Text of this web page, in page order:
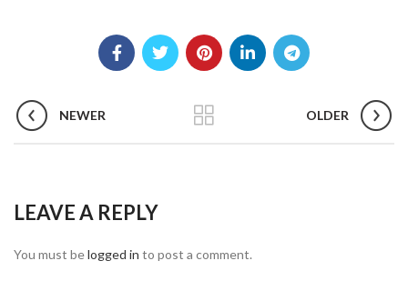
NEWER OLDER
LEAVE A REPLY
You must belogged in to post a comment.